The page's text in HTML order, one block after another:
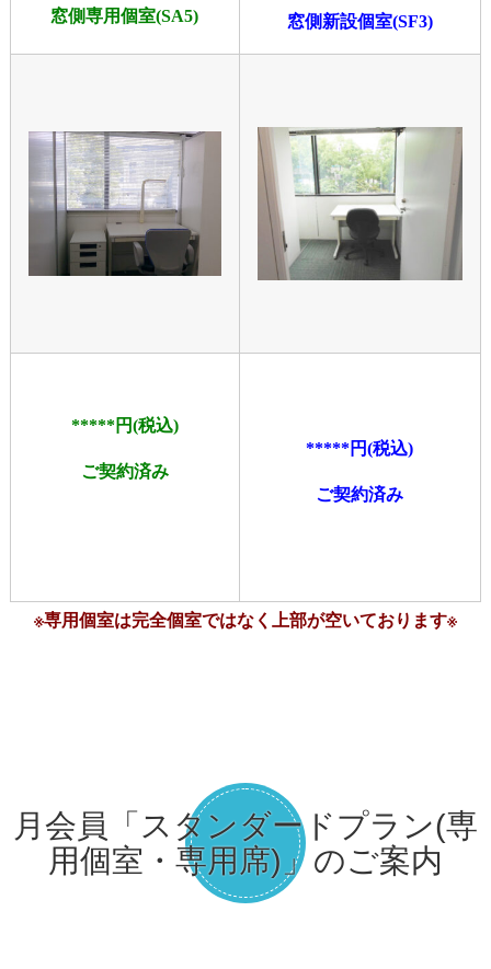
窓側専用個室(SA5) 窓側新設個室(SF3)
*****円(税込)
ご契約済み
*****円(税込)
ご契約済み
※専用個室は完全個室ではなく上部が空いております※
月会員「スタンダードプラン(専
用個室・専用席)」のご案内